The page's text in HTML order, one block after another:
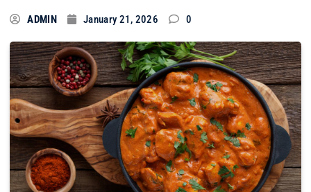
ADMIN January 21, 2026 0